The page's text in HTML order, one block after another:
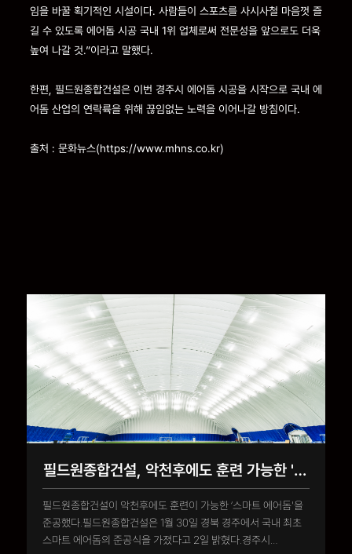
임을 바꿀 획기적인 시설이다. 사람들이 스포츠를 사시사철 마음껏 즐
길 수 있도록 에어돔 시공 국내 1위 업체로써 전문성을 앞으로도 더욱
높여 나갈 것.”이라고 말했다.
한편, 필드원종합건설은 이번 경주시 에어돔 시공을 시작으로 국내 에
어돔 산업의 연락륙을 위해 끊임없는 노력을 이어나갈 방침이다.
출처 : 문화뉴스(https://www.mhns.co.kr)
필드원종합건설, 악천후에도 훈련 가능한 '스마트 에어돔' 준공
필드원종합건설이 악천후에도 훈련이 가능한 ‘스마트 에어돔'을
준공했다.필드원종합건설은 1월 30일 경북 경주에서 국내 최초
스마트 에어돔의 준공식을 가졌다고 2일 밝혔다.경주시